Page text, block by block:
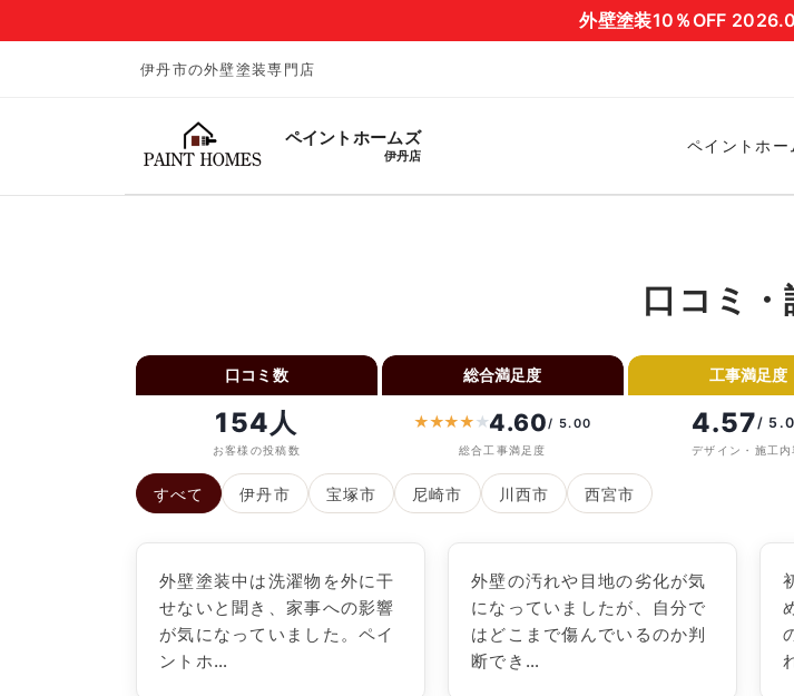
外壁塗装10％OFF
伊丹市の外壁塗装専門店
ペイントホームズ
伊丹店
ペイントホー
口コミ・
口コミ数
154人
お客様の投稿数
総合満足度
★★★★★4.60/ 5.00
総合工事満足度
工事満足度
4.57 /
デザイン・施工内
すべて 伊丹市 宝塚市 尼崎市 川西市 西宮市
外壁塗装中は洗濯物を外に干
せないと聞き、家事への影響
が気になっていました。ペイ
ントホ…
外壁の汚れや目地の劣化が気
になっていましたが、自分で
はどこまで傷んでいるのか判
断でき…